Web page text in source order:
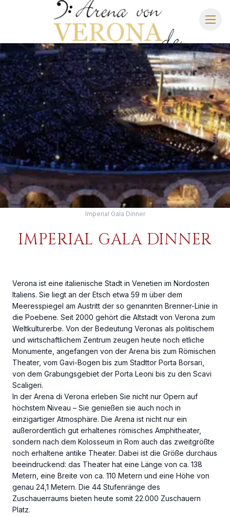
ARENA DI VERONA
SPIELPLAN 2026
SITZPLAN HOTELS
ANREISE
Imperial Gala Dinner
IMPERIAL GALA DINNER
Verona ist eine italienische Stadt in Venetien im Nordosten
Italiens. Sie liegt an der Etsch etwa 59 m über dem
Meeresspiegel am Austritt der so genannten Brenner-Linie in
die Poebene. Seit 2000 gehört die Altstadt von Verona zum
Weltkulturerbe. Von der Bedeutung Veronas als politischem
und wirtschaftlichem Zentrum zeugen heute noch etliche
Monumente, angefangen von der Arena bis zum Römischen
Theater, vom Gavi-Bogen bis zum Stadttor Porta Borsari,
von dem Grabungsgebiet der Porta Leoni bis zu den Scavi
Scaligeri.
In der Arena di Verona erleben Sie nicht nur Opern auf
höchstem Niveau – Sie genießen sie auch noch in
einzigartiger Atmosphäre. Die Arena ist nicht nur ein
außerordentlich gut erhaltenes römisches Amphitheater,
sondern nach dem Kolosseum in Rom auch das zweitgrößte
noch erhaltene antike Theater. Dabei ist die Größe durchaus
beeindruckend: das Theater hat eine Länge von ca. 138
Metern, eine Breite von ca. 110 Metern und eine Höhe von
genau 24,1 Metern. Die 44 Stufenränge des
Zuschauerraums bieten heute somit 22.000 Zuschauern
Platz.